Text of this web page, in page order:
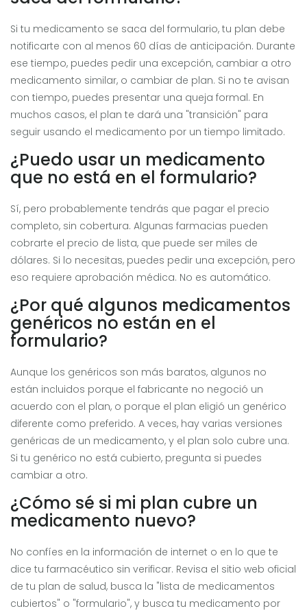
Si tu medicamento se saca del formulario, tu plan debe
notificarte con al menos 60 días de anticipación. Durante
ese tiempo, puedes pedir una excepción, cambiar a otro
medicamento similar, o cambiar de plan. Si no te avisan
con tiempo, puedes presentar una queja formal. En
muchos casos, el plan te dará una "transición" para
seguir usando el medicamento por un tiempo limitado.
¿Puedo usar un medicamento
que no está en el formulario?
Sí, pero probablemente tendrás que pagar el precio
completo, sin cobertura. Algunas farmacias pueden
cobrarte el precio de lista, que puede ser miles de
dólares. Si lo necesitas, puedes pedir una excepción, pero
eso requiere aprobación médica. No es automático.
¿Por qué algunos medicamentos
genéricos no están en el
formulario?
Aunque los genéricos son más baratos, algunos no
están incluidos porque el fabricante no negoció un
acuerdo con el plan, o porque el plan eligió un genérico
diferente como preferido. A veces, hay varias versiones
genéricas de un medicamento, y el plan solo cubre una.
Si tu genérico no está cubierto, pregunta si puedes
cambiar a otro.
¿Cómo sé si mi plan cubre un
medicamento nuevo?
No confíes en la información de internet o en lo que te
dice tu farmacéutico sin verificar. Revisa el sitio web oficial
de tu plan de salud, busca la "lista de medicamentos
cubiertos" o "formulario", y busca tu medicamento por